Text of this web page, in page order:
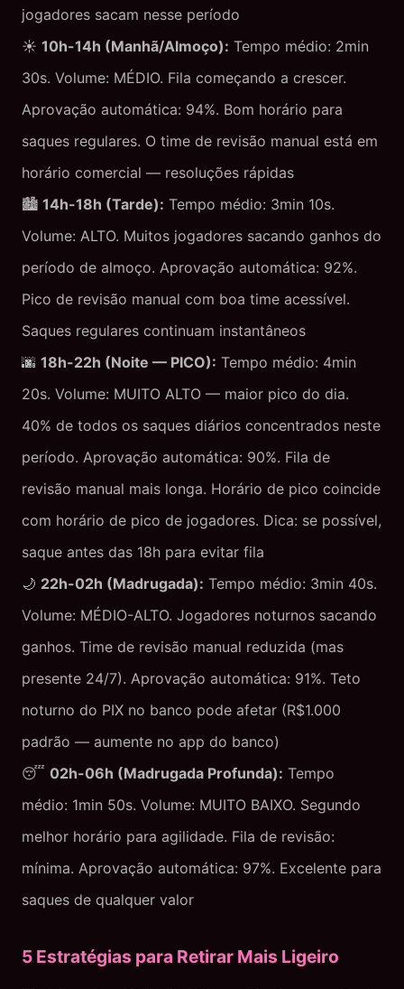
jogadores sacam nesse período
☀️ 10h-14h (Manhã/Almoço): Tempo médio: 2min
30s. Volume: MÉDIO. Fila começando a crescer.
Aprovação automática: 94%. Bom horário para
saques regulares. O time de revisão manual está em
horário comercial — resoluções rápidas
🏙️ 14h-18h (Tarde): Tempo médio: 3min 10s.
Volume: ALTO. Muitos jogadores sacando ganhos do
período de almoço. Aprovação automática: 92%.
Pico de revisão manual com boa time acessível.
Saques regulares continuam instantâneos
🌆 18h-22h (Noite — PICO): Tempo médio: 4min
20s. Volume: MUITO ALTO — maior pico do dia.
40% de todos os saques diários concentrados neste
período. Aprovação automática: 90%. Fila de
revisão manual mais longa. Horário de pico coincide
com horário de pico de jogadores. Dica: se possível,
saque antes das 18h para evitar fila
🌙 22h-02h (Madrugada): Tempo médio: 3min 40s.
Volume: MÉDIO-ALTO. Jogadores noturnos sacando
ganhos. Time de revisão manual reduzida (mas
presente 24/7). Aprovação automática: 91%. Teto
noturno do PIX no banco pode afetar (R$1.000
padrão — aumente no app do banco)
😴 02h-06h (Madrugada Profunda): Tempo
médio: 1min 50s. Volume: MUITO BAIXO. Segundo
melhor horário para agilidade. Fila de revisão:
mínima. Aprovação automática: 97%. Excelente para
saques de qualquer valor
5 Estratégias para Retirar Mais Ligeiro